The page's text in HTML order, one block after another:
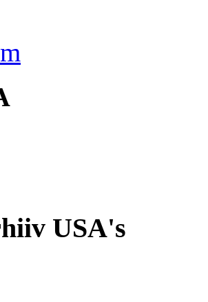
USA's